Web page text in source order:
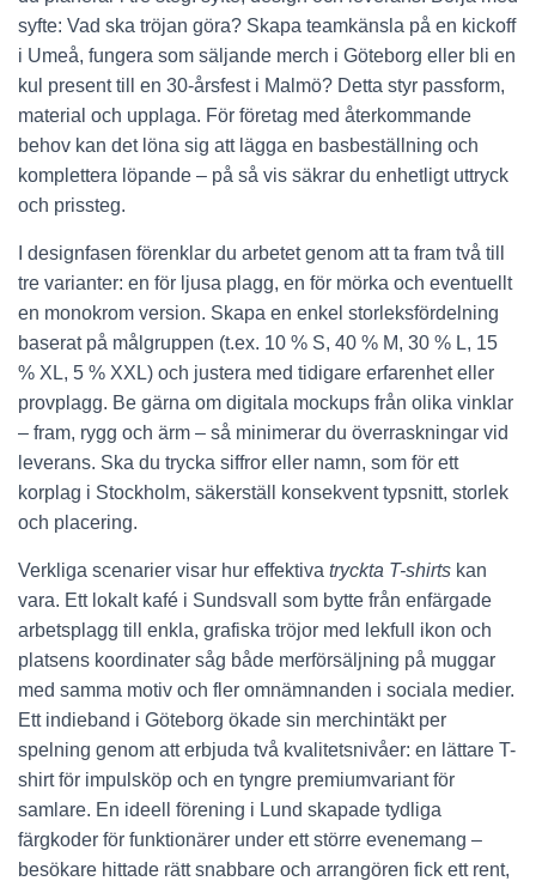
syfte: Vad ska tröjan göra? Skapa teamkänsla på en kickoff
i Umeå, fungera som säljande merch i Göteborg eller bli en
kul present till en 30-årsfest i Malmö? Detta styr passform,
material och upplaga. För företag med återkommande
behov kan det löna sig att lägga en basbeställning och
komplettera löpande – på så vis säkrar du enhetligt uttryck
och prissteg.
I designfasen förenklar du arbetet genom att ta fram två till
tre varianter: en för ljusa plagg, en för mörka och eventuellt
en monokrom version. Skapa en enkel storleksfördelning
baserat på målgruppen (t.ex. 10 % S, 40 % M, 30 % L, 15
% XL, 5 % XXL) och justera med tidigare erfarenhet eller
provplagg. Be gärna om digitala mockups från olika vinklar
– fram, rygg och ärm – så minimerar du överraskningar vid
leverans. Ska du trycka siffror eller namn, som för ett
korplag i Stockholm, säkerställ konsekvent typsnitt, storlek
och placering.
Verkliga scenarier visar hur effektiva tryckta T-shirts kan
vara. Ett lokalt kafé i Sundsvall som bytte från enfärgade
arbetsplagg till enkla, grafiska tröjor med lekfull ikon och
platsens koordinater såg både merförsäljning på muggar
med samma motiv och fler omnämnanden i sociala medier.
Ett indieband i Göteborg ökade sin merchintäkt per
spelning genom att erbjuda två kvalitetsnivåer: en lättare T-
shirt för impulsköp och en tyngre premiumvariant för
samlare. En ideell förening i Lund skapade tydliga
färgkoder för funktionärer under ett större evenemang –
besökare hittade rätt snabbare och arrangören fick ett rent,